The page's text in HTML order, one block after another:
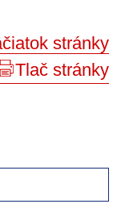
stránky
Tlač stránky